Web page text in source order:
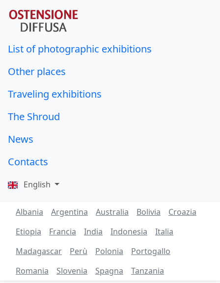
List of photographic exhibitions
Other places
Traveling exhibitions
The Shroud
News
Contacts
English
Albania Argentina Australia Bolivia
Croazia
Etiopia
Francia India Indonesia
Italia
Madagascar
Perù Polonia
Portogallo
Romania
Slovenia Spagna Tanzania